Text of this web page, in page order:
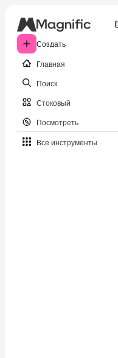
Создать
Главная
Поиск
Стоковый
Посмотреть
Все инструменты